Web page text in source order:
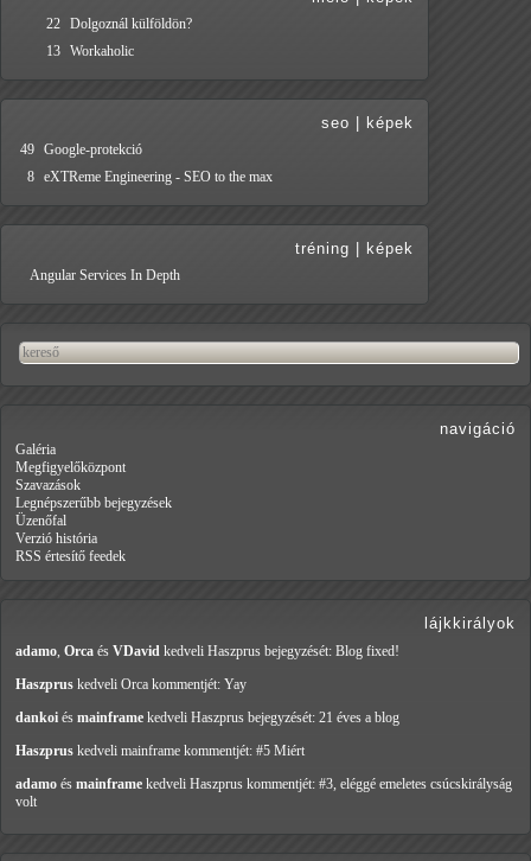
22 Dolgoznál külföldön?
13 Workaholic
seo | képek
49 Google-protekció
8 eXTReme Engineering - SEO to the max
tréning | képek
Angular Services In Depth
navigáció
Galéria
Megfigyelőközpont
Szavazások
Legnépszerűbb bejegyzések
Üzenőfal
Verzió história
RSS értesítő feedek
lájkkirályok
adamo Orca és VDavid kedveli Haszprus bejegyzését: Blog fixed!
Haszprus kedveli Orca kommentjét: Yay
dankoi és mainframe kedveli Haszprus bejegyzését: 21 éves a blog
Haszprus kedveli mainframe kommentjét: #5 Miért
adamo és mainframe kedveli Haszprus kommentjét: #3, eléggé emeletes csúcskirályság
volt